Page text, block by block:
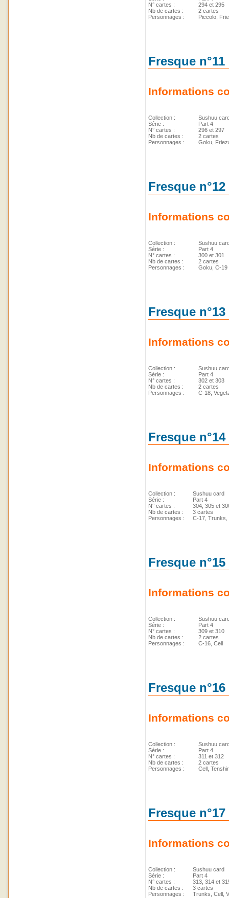
N° cartes :
Nb de cartes :
Personnages :
294 et 295
2 cartes
Piccolo,
Fresque
Informations
Collection :
Série :
N° cartes :
Nb de cartes :
Personnages :
Sushuu
Part 4
296 et 297
2 cartes
Goku,
Fresque
Informations
Collection :
Série :
N° cartes :
Nb de cartes :
Personnages :
Sushuu
Part 4
300 et 301
2 cartes
Goku, C-19
Fresque
Informations
Collection :
Série :
N° cartes :
Nb de cartes :
Personnages :
Sushuu
Part 4
302 et 303
2 cartes
C-18,
Fresque
Informations
Collection :
Série :
N° cartes :
Nb de cartes :
Personnages :
Sushuu card
Part 4
304, 305 et
3 cartes
C-17, Trunks,
Fresque
Informations
Collection :
Série :
N° cartes :
Nb de cartes :
Personnages :
Sushuu
Part 4
309 et 310
2 cartes
C-16, Cell
Fresque
Informations
Collection :
Série :
N° cartes :
Nb de cartes :
Personnages :
Sushuu
Part 4
311 et 312
2 cartes
Cell,
Fresque
Informations
Collection :
Série :
N° cartes :
Nb de cartes :
Personnages :
Sushuu card
Part 4
313, 314 et
3 cartes
Trunks, Cell,